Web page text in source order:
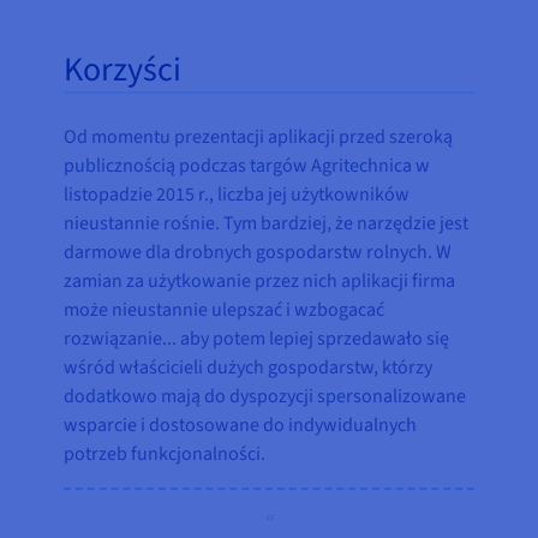
Korzyści
Od momentu prezentacji aplikacji przed szeroką
publicznością podczas targów Agritechnica w
listopadzie 2015 r., liczba jej użytkowników
nieustannie rośnie. Tym bardziej, że narzędzie jest
darmowe dla drobnych gospodarstw rolnych. W
zamian za użytkowanie przez nich aplikacji firma
może nieustannie ulepszać i wzbogacać
rozwiązanie... aby potem lepiej sprzedawało się
wśród właścicieli dużych gospodarstw, którzy
dodatkowo mają do dyspozycji spersonalizowane
wsparcie i dostosowane do indywidualnych
potrzeb funkcjonalności.